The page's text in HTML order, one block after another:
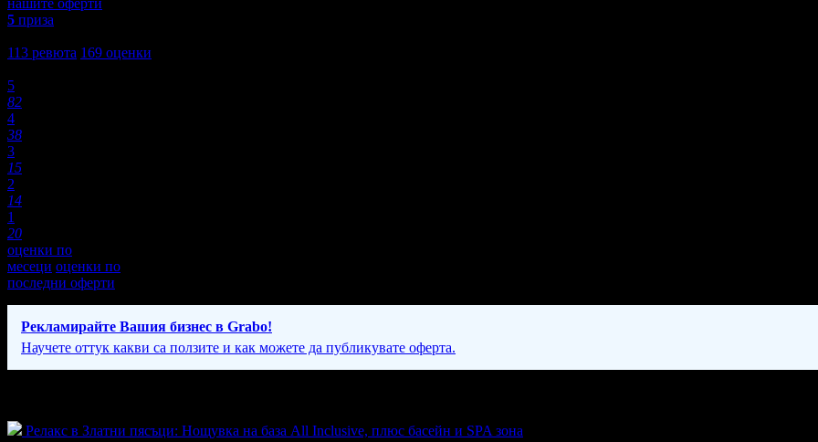
нашите оферти
5 приза
113 ревюта 169 оценки
5
82
4
38
3
15
2
14
1
20
оценки по
месеци оценки по
последни оферти
Рекламирайте Вашия бизнес в Grabo!
Научете оттук какви са ползите и как можете да публикувате оферта.
Релакс в Златни пясъци: Нощувка на база All Inclusive, плюс басейн и SPA зона